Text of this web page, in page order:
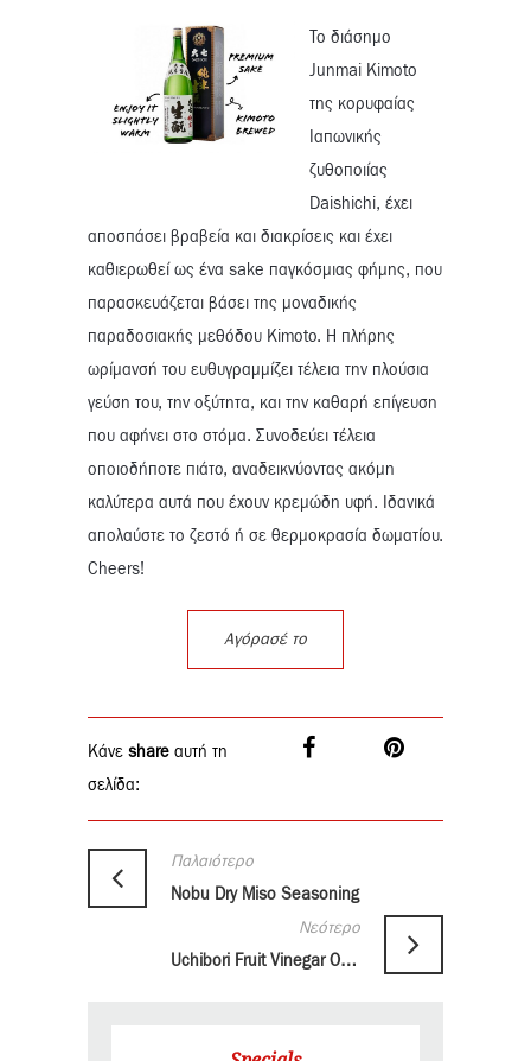
Το διάσημο
Junmai Kimoto
της κορυφαίας
Ιαπωνικής
ζυθοποιίας
Daishichi, έχει
αποσπάσει βραβεία και διακρίσεις και έχει
καθιερωθεί ως ένα sake παγκόσμιας φήμης, που
παρασκευάζεται βάσει της μοναδικής
παραδοσιακής μεθόδου Kimoto. Η πλήρης
ωρίμανσή του ευθυγραμμίζει τέλεια την πλούσια
γεύση του, την οξύτητα, και την καθαρή επίγευση
που αφήνει στο στόμα. Συνοδεύει τέλεια
οποιοδήποτε πιάτο, αναδεικνύοντας ακόμη
καλύτερα αυτά που έχουν κρεμώδη υφή. Ιδανικά
απολαύστε το ζεστό ή σε θερμοκρασία δωματίου.
Cheers!
Αγόρασέ το
Κάνε share αυτή τη
σελίδα:
Παλαιότερο
Nobu Dry Miso Seasoning
Νεότερο
Uchibori Fruit Vinegar Organic Apple 360ml